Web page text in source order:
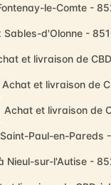
le-Comte -
Sables-d'Olonne -
et livraison de
Achat et livraison de
Achat et livraison de
Paul-en-Pareds
Nieul-sur-l'Autise -